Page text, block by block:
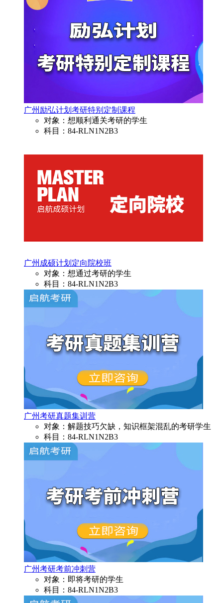
广州励弘计划考研特别定制课程
对象：想顺利通关考研的学生
科目：84-RLN1N2B3
广州成硕计划定向院校班
对象：想通过考研的学生
科目：84-RLN1N2B3
广州考研真题集训营
对象：解题技巧欠缺，知识框架混乱的考研学生
科目：84-RLN1N2B3
广州考研考前冲刺营
对象：即将考研的学生
科目：84-RLN1N2B3